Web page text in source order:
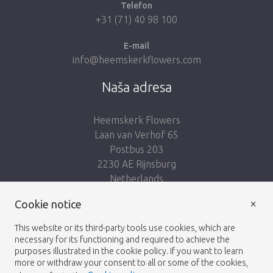
Telefon
+31 (71) 40 98 100
E-mail
info@heemskerkflowers.com
Naša adresa
Heemskerk Flowers
Laan van Verhof 65
Postbus 203
2230 AE Rijnsburg
Netherlands
Cookie notice
This website or its third-party tools use cookies, which are
necessary for its functioning and required to achieve the
purposes illustrated in the cookie policy. If you want to learn
more or withdraw your consent to all or some of the cookies,
×